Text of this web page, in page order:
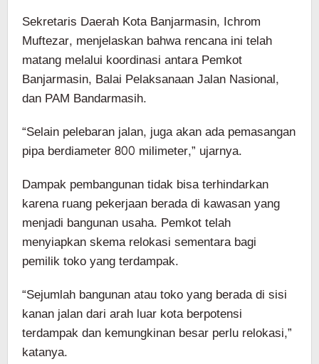
Sekretaris Daerah Kota Banjarmasin, Ichrom
Muftezar, menjelaskan bahwa rencana ini telah
matang melalui koordinasi antara Pemkot
Banjarmasin, Balai Pelaksanaan Jalan Nasional,
dan PAM Bandarmasih.
“Selain pelebaran jalan, juga akan ada pemasangan
pipa berdiameter 800 milimeter,” ujarnya.
Dampak pembangunan tidak bisa terhindarkan
karena ruang pekerjaan berada di kawasan yang
menjadi bangunan usaha. Pemkot telah
menyiapkan skema relokasi sementara bagi
pemilik toko yang terdampak.
“Sejumlah bangunan atau toko yang berada di sisi
kanan jalan dari arah luar kota berpotensi
terdampak dan kemungkinan besar perlu relokasi,”
katanya.